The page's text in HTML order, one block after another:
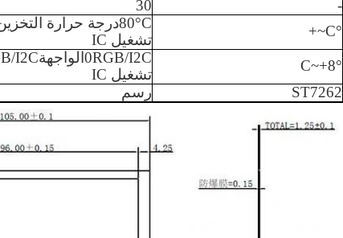
-
30
°C~+
80°C درجة حرارة
تشغيل IC
°C~+8
0RGB/I2C الواجهةI2C
تشغيل IC
ST7262
رسم